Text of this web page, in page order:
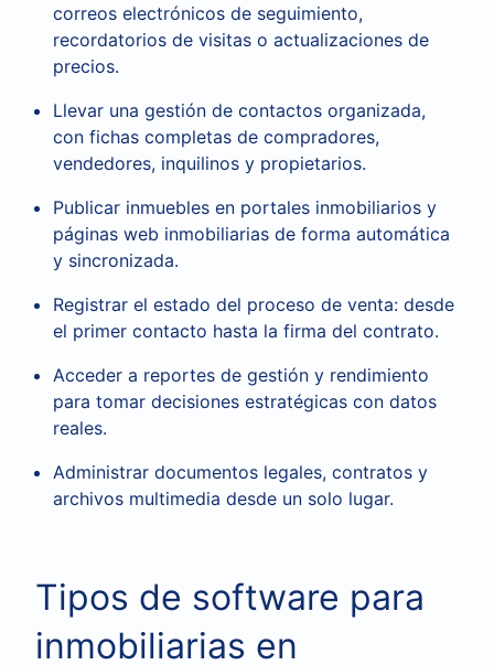
correos electrónicos de seguimiento,
recordatorios de visitas o actualizaciones de
precios.
Llevar una gestión de contactos organizada,
con fichas completas de compradores,
vendedores, inquilinos y propietarios.
Publicar inmuebles en portales inmobiliarios y
páginas web inmobiliarias de forma automática
y sincronizada.
Registrar el estado del proceso de venta: desde
el primer contacto hasta la firma del contrato.
Acceder a reportes de gestión y rendimiento
para tomar decisiones estratégicas con datos
reales.
Administrar documentos legales, contratos y
archivos multimedia desde un solo lugar.
Tipos de software para
inmobiliarias en